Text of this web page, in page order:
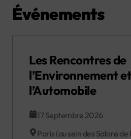
Événements
Les Rencontres de
l’Environnement
l’Automobile
17 Septembre 2026
Paris (au sein des Salons de